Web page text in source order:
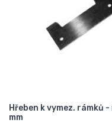
Hřeben k vymez.
mm